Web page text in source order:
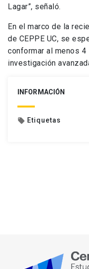
Lagar”, señaló.
En el marco de la
de CEPPE UC, se
conformar al menos
investigación
INFORMACIÓN
local_offer Etiquetas